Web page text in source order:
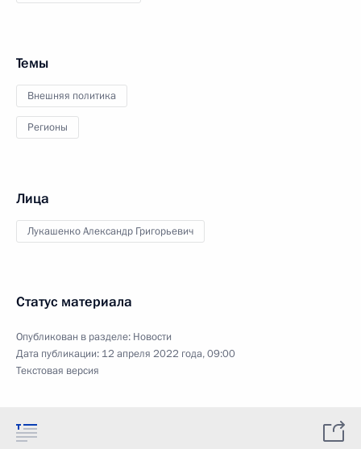
Темы
Внешняя политика
Регионы
Лица
Лукашенко Александр Григорьевич
Статус материала
Опубликован в разделе: Новости
Дата публикации: 12 апреля 2022 года, 09:00
Текстовая версия